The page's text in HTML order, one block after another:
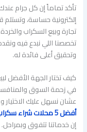
تأكد تماماً إن كل جرام
إلكترونية حساسة،
تجارة وبيع السكراب
تخصصنا اللي نبدع فيه
وتحقيق أعلى فائدة له.
كيف تختار الجهة الأفضل
في زحمة السوق
عشان نسهل عليك
أفضل 5 محلات شراء سكراب
إن خدماتنا تتفوق وبمراحل.